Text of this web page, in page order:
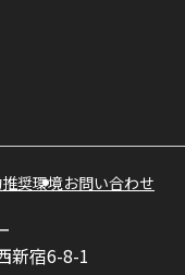
推奨環境お問い合わせ
新宿6-8-1